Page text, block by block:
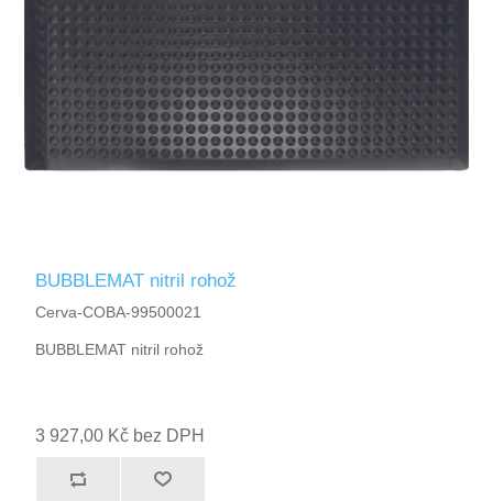
BUBBLEMAT nitril rohož
Cerva-COBA-99500021
BUBBLEMAT nitril rohož
3 927,00 Kč bez DPH